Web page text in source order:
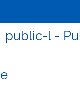
public-l -